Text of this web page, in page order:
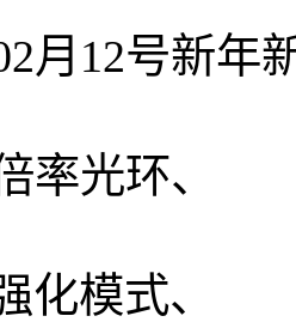
12号新年
率光环、
化模式、